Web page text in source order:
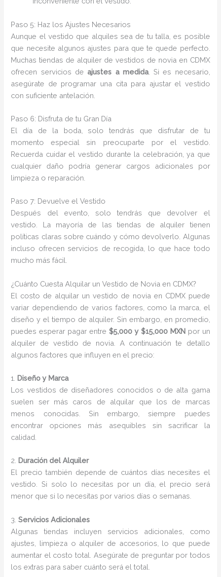
Paso 5: Haz los Ajustes Necesarios
Aunque el vestido que alquiles sea de tu talla, es posible
que necesite algunos ajustes para que te quede perfecto.
Muchas tiendas de alquiler de vestidos de novia en CDMX
ofrecen servicios deajustes a medida. Si es necesario,
asegúrate de programar una cita para ajustar el vestido
con suficiente antelación.
Paso 6: Disfruta de tu Gran Día
El día de la boda, solo tendrás que disfrutar de tu
momento especial sin preocuparte por el vestido.
Recuerda cuidar el vestido durante la celebración, ya que
cualquier daño podría generar cargos adicionales por
limpieza o reparación.
Paso 7: Devuelve el Vestido
Después del evento, solo tendrás que devolver el
vestido. La mayoría de las tiendas de alquiler tienen
políticas claras sobre cuándo y cómo devolverlo. Algunas
incluso ofrecen servicios de recogida, lo que hace todo
mucho más fácil.
¿Cuánto Cuesta Alquilar un Vestido de Novia en CDMX?
El costo de alquilar un vestido de novia en CDMX puede
variar dependiendo de varios factores, como la marca, el
diseño y el tiempo de alquiler. Sin embargo, en promedio,
puedes esperar pagar entre$5,000 y $15,000 MXNpor un
alquiler de vestido de novia. A continuación te detallo
algunos factores que influyen en el precio:
1. Diseño y Marca
Los vestidos de diseñadores conocidos o de alta gama
suelen ser más caros de alquilar que los de marcas
menos conocidas. Sin embargo, siempre puedes
encontrar opciones más asequibles sin sacrificar la
calidad.
2. Duración del Alquiler
El precio también depende de cuántos días necesites el
vestido. Si solo lo necesitas por un día, el precio será
menor que si lo necesitas por varios días o semanas.
3.Servicios Adicionales
Algunas tiendas incluyen servicios adicionales, como
ajustes, limpieza o alquiler de accesorios, lo que puede
aumentar el costo total. Asegúrate de preguntar por todos
los extras para saber cuánto será el total.